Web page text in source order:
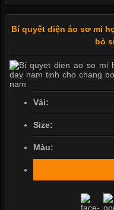
Bí quyết diện áo sơ mi
bỏ
Vải:
Size:
Màu: